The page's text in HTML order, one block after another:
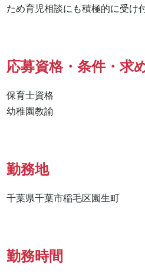
ため育児相談にも積極的に受け
応募資格・条件・求
保育士資格
幼稚園教諭
勤務地
千葉県千葉市稲毛区園生町
勤務時間